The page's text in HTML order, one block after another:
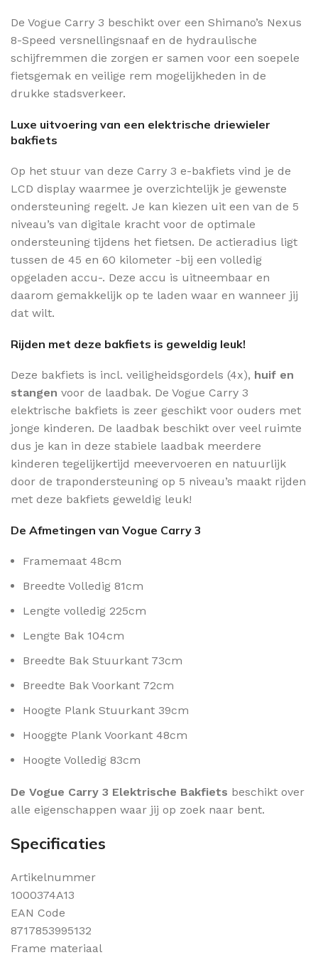
De Vogue Carry 3 beschikt over een Shimano’s Nexus
8-Speed versnellingsnaaf en de hydraulische
schijfremmen die zorgen er samen voor een soepele
fietsgemak en veilige rem mogelijkheden in de
drukke stadsverkeer.
Luxe uitvoering van een elektrische driewieler
bakfiets
Op het stuur van deze Carry 3 e-bakfiets vind je de
LCD display waarmee je overzichtelijk je gewenste
ondersteuning regelt. Je kan kiezen uit een van de 5
niveau’s van digitale kracht voor de optimale
ondersteuning tijdens het fietsen. De actieradius ligt
tussen de 45 en 60 kilometer -bij een volledig
opgeladen accu-. Deze accu is uitneembaar en
daarom gemakkelijk op te laden waar en wanneer jij
dat wilt.
Rijden met deze bakfiets is geweldig leuk!
Deze bakfiets is incl. veiligheidsgordels (4x), huif en
stangen voor de laadbak. De Vogue Carry 3
elektrische bakfiets is zeer geschikt voor ouders met
jonge kinderen. De laadbak beschikt over veel ruimte
dus je kan in deze stabiele laadbak meerdere
kinderen tegelijkertijd meevervoeren en natuurlijk
door de trapondersteuning op 5 niveau’s maakt rijden
met deze bakfiets geweldig leuk!
De Afmetingen van Vogue Carry 3
Framemaat 48cm
Breedte Volledig 81cm
Lengte volledig 225cm
Lengte Bak 104cm
Breedte Bak Stuurkant 73cm
Breedte Bak Voorkant 72cm
Hoogte Plank Stuurkant 39cm
Hooggte Plank Voorkant 48cm
Hoogte Volledig 83cm
De Vogue Carry 3 Elektrische Bakfiets beschikt over
alle eigenschappen waar jij op zoek naar bent.
Specificaties
Artikelnummer
1000374A13
EAN Code
8717853995132
Frame materiaal